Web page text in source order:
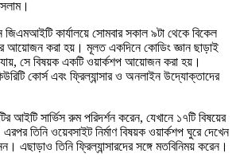
জিএমআইটি কার্যালয়ে সোমবার সকাল ৯টা থেকে বিকেল
আয়োজন করা হয়। মূলত একদিনে কোডিং জ্ঞান ছাড়াই
যায়, সে বিষয়ক একটি ওয়ার্কশপ আয়োজন করা হয়।
কোর্স এবং ফ্রিল্যান্সার ও অনলাইন উদ্যোক্তাদের
আইটি সার্ভিস রুম পরিদর্শন করেন, যেখানে ১৭টি বিষয়ের
তিনি ওয়েবসাইট নির্মাণ বিষয়ক ওয়ার্কশপ ঘুরে দেখেন
এছাড়াও তিনি ফ্রিল্যান্সারদের সঙ্গে মতবিনিময় করেন।